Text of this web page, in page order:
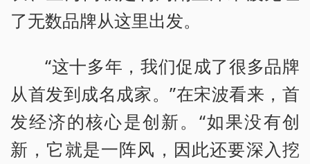
了无数品牌从这里出发。
“这十多年，我们促成了很多品牌
从首发到成名成家。”在宋波看来，首
发经济的核心是创新。“如果没有创
新，它就是一阵风，因此还要深入挖